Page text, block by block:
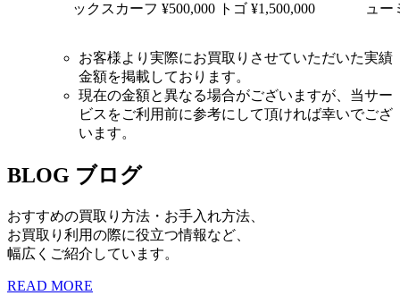
ックスカーフ ¥500,000
トゴ ¥1,500,000
ュー
お客様より実際にお買取りさせていただいた実績
金額を掲載しております。
現在の金額と異なる場合がございますが、当サー
ビスをご利用前に参考にして頂ければ幸いでござ
います。
BLOG ブログ
おすすめの買取り方法・お手入れ方法、
お買取り利用の際に役立つ情報など、
幅広くご紹介しています。
READ MORE